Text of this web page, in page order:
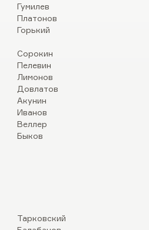
Гумилев
Платонов
Горький
Сорокин
Пелевин
Лимонов
Довлатов
Акунин
Иванов
Веллер
Быков
Тарковский